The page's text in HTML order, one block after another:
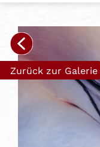
Zurück zur Galerie